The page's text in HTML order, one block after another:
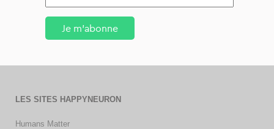
Je m'abonne
LES SITES HAPPYNEURON
Humans Matter